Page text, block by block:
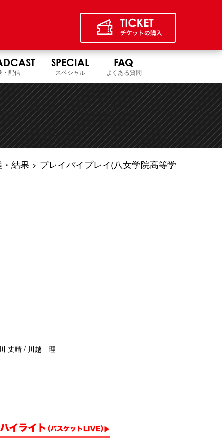
・配信
SPECIAL
スペシャル
FAQ
よくある質問
・結果
プレイバイプレイ(八女学院高等学
丈晴 / 川越 理